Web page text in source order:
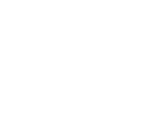
設定,有效管理變更批